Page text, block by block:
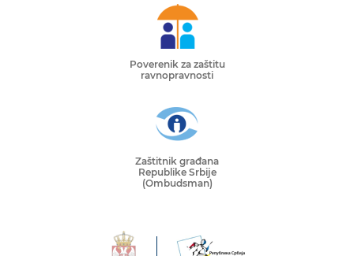
Poverenik za zaštitu
ravnopravnosti
Zaštitnik građana
Republike Srbije
(Ombudsman)